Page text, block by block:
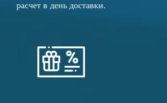
расчет в день доставки.